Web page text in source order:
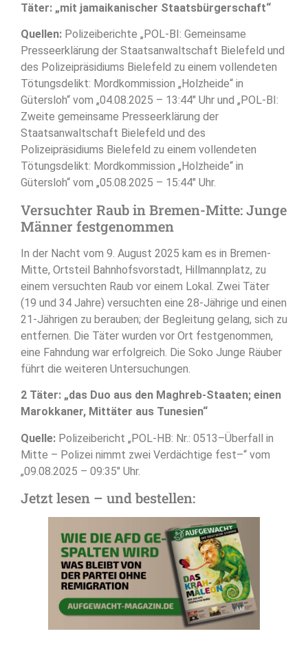
Täter: „mit jamaikanischer Staatsbürgerschaft“
Quellen: Polizeiberichte „POL-BI: Gemeinsame
Presseerklärung der Staatsanwaltschaft Bielefeld und
des Polizeipräsidiums Bielefeld zu einem vollendeten
Tötungsdelikt: Mordkommission „Holzheide“ in
Gütersloh“ vom „04.08.2025 – 13:44″ Uhr und „POL-BI:
Zweite gemeinsame Presseerklärung der
Staatsanwaltschaft Bielefeld und des
Polizeipräsidiums Bielefeld zu einem vollendeten
Tötungsdelikt: Mordkommission „Holzheide“ in
Gütersloh“ vom „05.08.2025 – 15:44″ Uhr.
Versuchter Raub in Bremen-Mitte: Junge
Männer festgenommen
In der Nacht vom 9. August 2025 kam es in Bremen-
Mitte, Ortsteil Bahnhofsvorstadt, Hillmannplatz, zu
einem versuchten Raub vor einem Lokal. Zwei Täter
(19 und 34 Jahre) versuchten eine 28-Jährige und einen
21-Jährigen zu berauben; der Begleitung gelang, sich zu
entfernen. Die Täter wurden vor Ort festgenommen,
eine Fahndung war erfolgreich. Die Soko Junge Räuber
führt die weiteren Untersuchungen.
2 Täter: „das Duo aus den Maghreb-Staaten; einen
Marokkaner, Mittäter aus Tunesien“
Quelle: Polizeibericht „POL-HB: Nr.: 0513–Überfall in
Mitte – Polizei nimmt zwei Verdächtige fest–“ vom
„09.08.2025 – 09:35″ Uhr.
Jetzt lesen – und bestellen: